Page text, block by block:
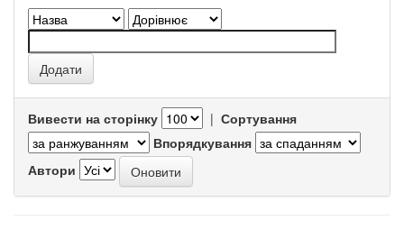
Вивести на сторінку | Сортування
Впорядкування
Автори